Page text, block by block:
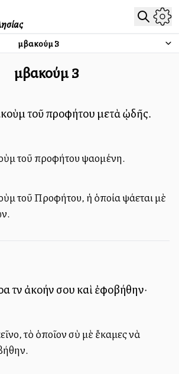
Ἀμβακούμ3
Ἀμβακούμ3
τοῦ προφήτου μετὰ ᾠδῆς.
τοῦ προφήτου ψαλλομένη.
τοῦ Προφήτου, ἡ ὁποία ψάλλεται μὲ
τὴν ἀκοήν σου καὶ ἐφοβήθην·
τὸ ὁποῖον σὺ μὲ ἔκαμες νὰ